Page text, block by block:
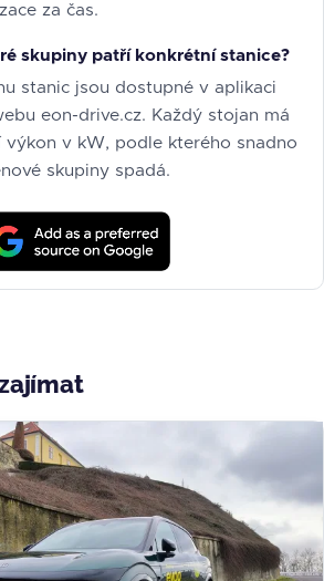
za čas.
skupiny patří konkrétní stanice?
stanic jsou dostupné v aplikaci
eon-drive.cz. Každý stojan má
výkon v kW, podle kterého snadno
skupiny spadá.